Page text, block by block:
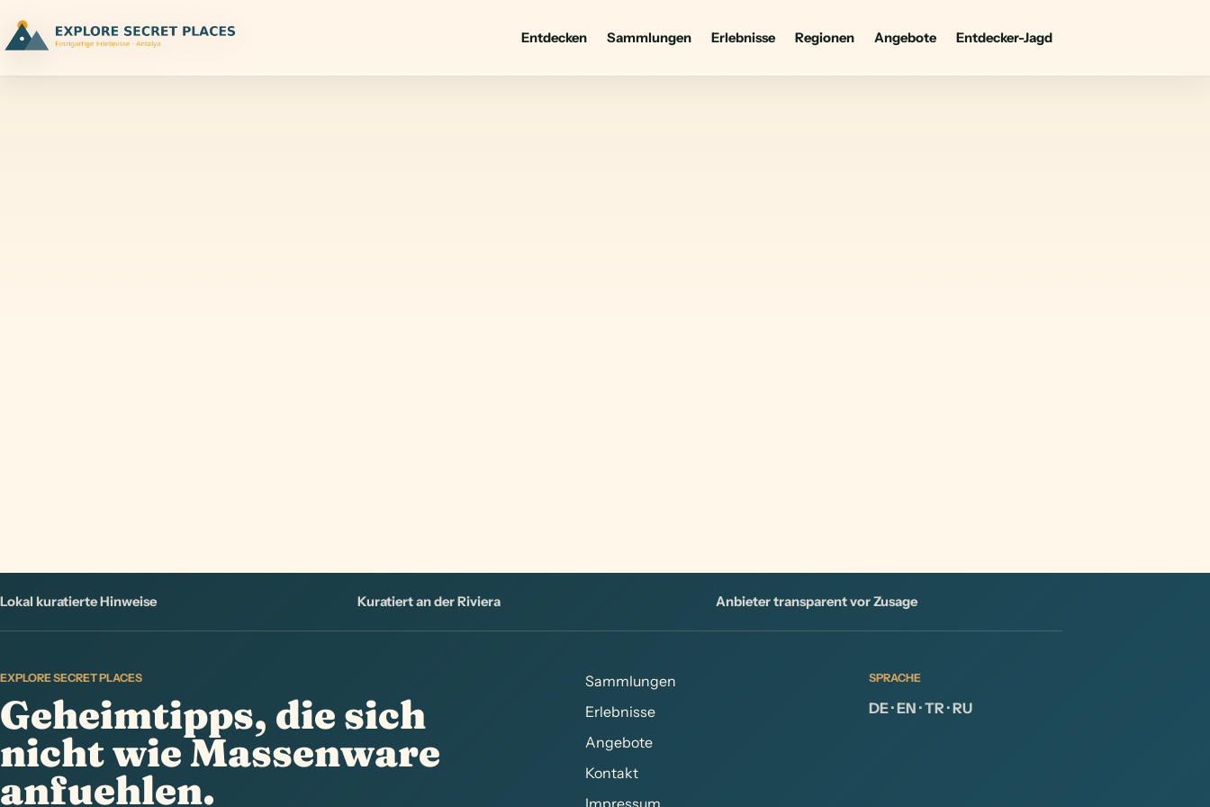
Entdecken Sammlungen Erlebnisse Regionen Angebote Entdecker-Jagd
Lokal kuratierte Hinweise Kuratiert an der Riviera Anbieter transparent vor Zusage
EXPLORE SECRET PLACES
Geheimtipps, die sich
nicht wie Massenware
anfuehlen.
Sammlungen
Erlebnisse
Angebote
Kontakt
SPRACHE
DE · EN · TR · RU